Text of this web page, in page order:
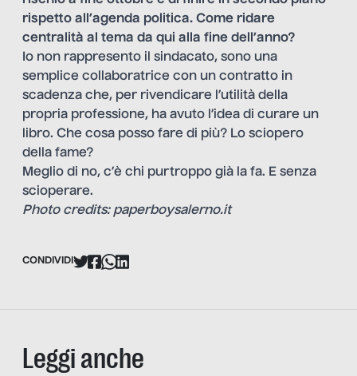
rispetto all’agenda politica. Come ridare
centralità al tema da qui alla fine dell’anno?
Io non rappresento il sindacato, sono una
semplice collaboratrice con un contratto in
scadenza che, per rivendicare l’utilità della
propria professione, ha avuto l’idea di curare un
libro. Che cosa posso fare di più? Lo sciopero
della fame?
Meglio di no, c’è chi purtroppo già la fa. E senza
scioperare.
Photo credits: paperboysalerno.it
CONDIVIDI
Leggi anche